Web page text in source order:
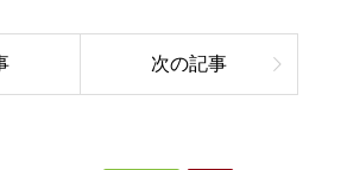
次の記事